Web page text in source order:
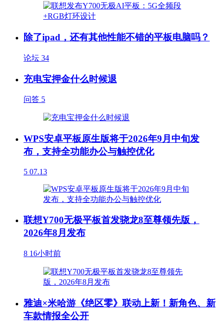
除了ipad，还有其他性能不错的平板电脑吗？
论坛 34
充电宝押金什么时候退
问答 5
WPS安卓平板原生版将于2026年9月中旬发
布，支持全功能办公与触控优化
5 07.13
联想Y700无极平板首发骁龙8至尊领先版，
2026年8月发布
8 16小时前
雅迪×米哈游《绝区零》联动上新！新角色、新
车款情报全公开